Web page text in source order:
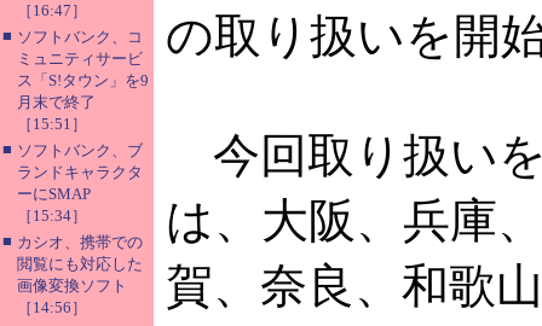
［16:47］
■ ソフトバンク、コ
ミュニティサービ
ス「S!タウン」を9
月末で終了
［15:51］
■ ソフトバンク、ブ
ランドキャラクタ
ーにSMAP
［15:34］
■ カシオ、携帯での
閲覧にも対応した
画像変換ソフト
［14:56］
の取り扱いを開
今回取り扱い
は、大阪、兵庫
賀、奈良、和歌